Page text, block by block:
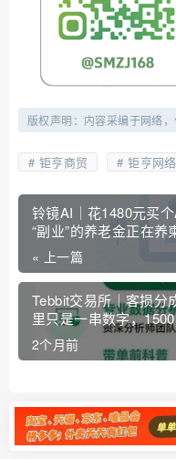
版权声明：内容采编于网络，
钜亨商贸 钜亨网
铃镜AI｜花1480元买
“副业”的养老金正在养
« 上一篇
Tebbit交易所｜客损分
里只是一串数字，
2个月前